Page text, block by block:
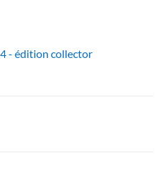
- édition collector